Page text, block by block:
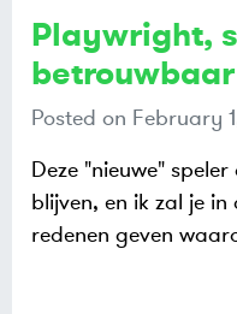
Playwright,
Posted on February
Deze "nieuwe"
blijven, en ik zal je
redenen geven